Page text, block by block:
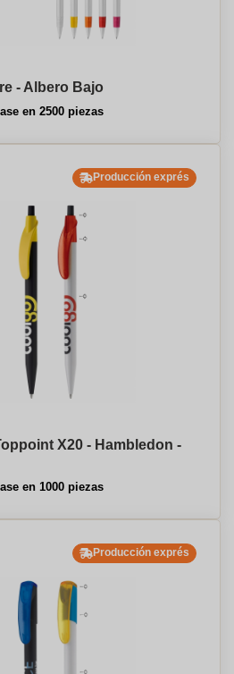
- Albero Bajo
en 2500 piezas
Producción exprés
X20 - Hambledon -
en 1000 piezas
Producción exprés